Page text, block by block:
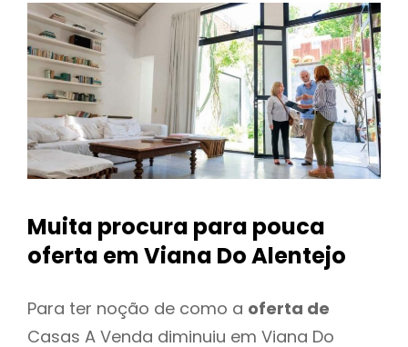
Muita procura para pouca
oferta em Viana Do Alentejo
Para ter noção de como a oferta de
Casas A Venda diminuiu em Viana Do